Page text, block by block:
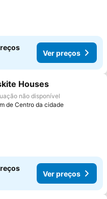
Ver preços
aos favoritos
Houses
não disponível
de Centro da cidade
Ver preços